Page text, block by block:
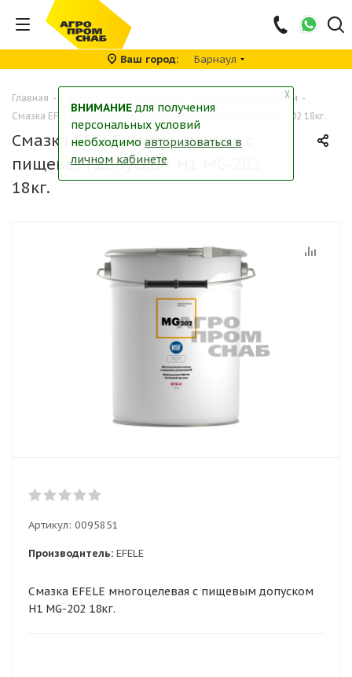
Ваш город Барнаул
Главная - Консистентные смазки -
Смазка EFELE многоцелевая с пищевым допуском H1 MG-202 18кг.
Смазка EFELE многоцелевая с
пищевым допуском H1 MG-202
18кг.
Артикул: 0095851
Производитель: EFELE
Смазка EFELE многоцелевая с пищевым допуском
H1 MG-202 18кг.
╳
ВНИМАНИЕ для получения
персональных условий
необходимо авторизоваться в
личном кабинете